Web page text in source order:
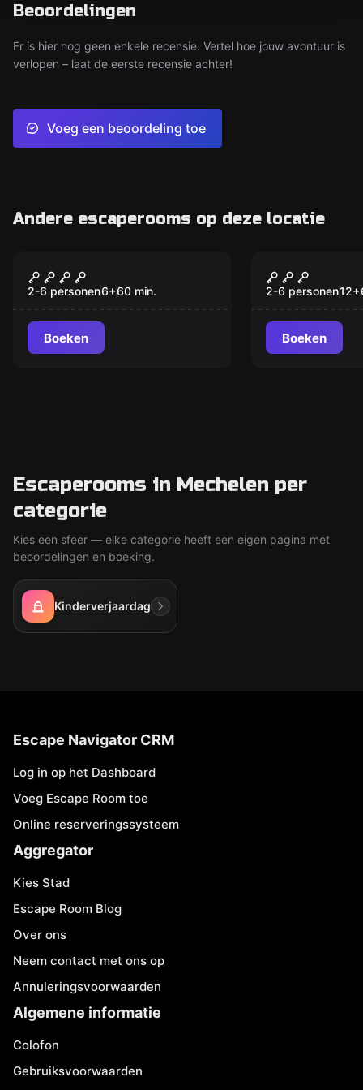
Beoordelingen
Er is hier nog geen enkele recensie. Vertel hoe jouw avontuur is
verlopen – laat de eerste recensie achter!
Voeg een beoordeling toe
Andere escaperooms op deze locatie
Out of Time
2-6 personen6+60 min.
Boeken
Secret of
2-6 personen12+
Boeken
Escaperooms in Mechelen per
categorie
Kies een sfeer — elke categorie heeft een eigen pagina met
beoordelingen en boeking.
Kinderverjaardag
Escape Navigator CRM
Log in op het Dashboard
Voeg Escape Room toe
Online reserveringssysteem
Aggregator
Kies Stad
Escape Room Blog
Over ons
Neem contact met ons op
Annuleringsvoorwaarden
Algemene informatie
Colofon
Gebruiksvoorwaarden